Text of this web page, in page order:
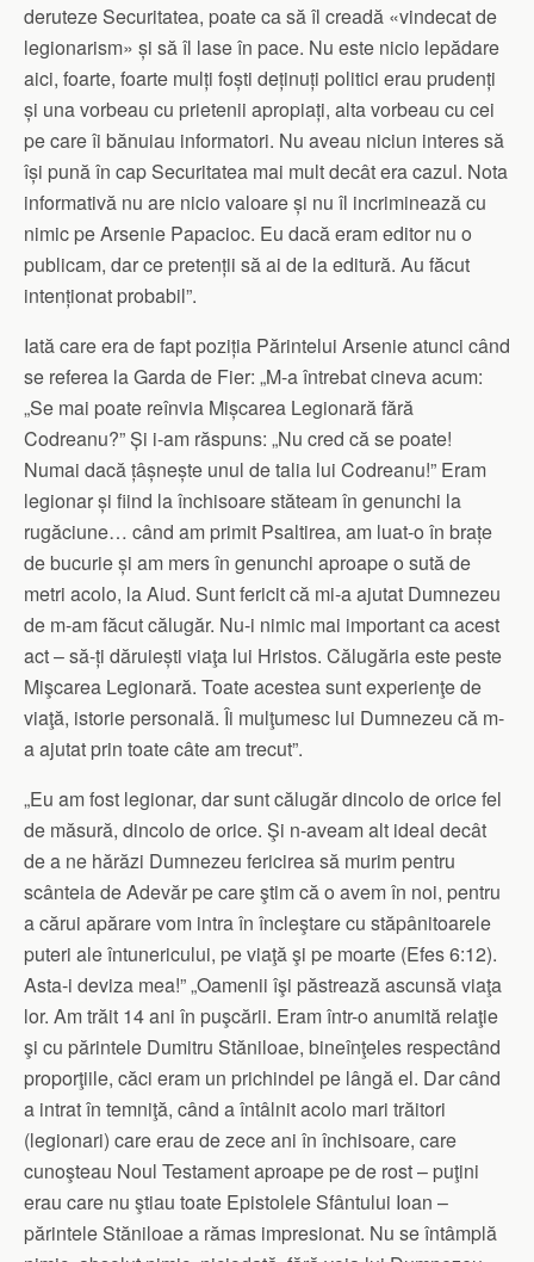
deruteze Securitatea, poate ca să îl creadă «vindecat de
legionarism» și să îl lase în pace. Nu este nicio lepădare
aici, foarte, foarte mulți foști deținuți politici erau prudenți
și una vorbeau cu prietenii apropiați, alta vorbeau cu cei
pe care îi bănuiau informatori. Nu aveau niciun interes să
își pună în cap Securitatea mai mult decât era cazul. Nota
informativă nu are nicio valoare și nu îl incriminează cu
nimic pe Arsenie Papacioc. Eu dacă eram editor nu o
publicam, dar ce pretenții să ai de la editură. Au făcut
intenționat probabil”.
Iată care era de fapt poziția Părintelui Arsenie atunci când
se referea la Garda de Fier: „M-a întrebat cineva acum:
„Se mai poate reînvia Mișcarea Legionară fără
Codreanu?” Și i-am răspuns: „Nu cred că se poate!
Numai dacă țâșnește unul de talia lui Codreanu!” Eram
legionar și fiind la închisoare stăteam în genunchi la
rugăciune… când am primit Psaltirea, am luat-o în brațe
de bucurie și am mers în genunchi aproape o sută de
metri acolo, la Aiud. Sunt fericit că mi-a ajutat Dumnezeu
de m-am făcut călugăr. Nu-i nimic mai important ca acest
act – să-ți dăruiești viaţa lui Hristos. Călugăria este peste
Mişcarea Legionară. Toate acestea sunt experienţe de
viaţă, istorie personală. Îi mulţumesc lui Dumnezeu că m-
a ajutat prin toate câte am trecut”.
„Eu am fost legionar, dar sunt călugăr dincolo de orice fel
de măsură, dincolo de orice. Şi n-aveam alt ideal decât
de a ne hărăzi Dumnezeu fericirea să murim pentru
scânteia de Adevăr pe care ştim că o avem în noi, pentru
a cărui apărare vom intra în încleştare cu stăpânitoarele
puteri ale întunericului, pe viaţă şi pe moarte (Efes 6:12).
Asta-i deviza mea!” „Oamenii îşi păstrează ascunsă viaţa
lor. Am trăit 14 ani în puşcării. Eram într-o anumită relaţie
şi cu părintele Dumitru Stăniloae, bineînţeles respectând
proporţiile, căci eram un prichindel pe lângă el. Dar când
a intrat în temniţă, când a întâlnit acolo mari trăitori
(legionari) care erau de zece ani în închisoare, care
cunoşteau Noul Testament aproape pe de rost – puţini
erau care nu ştiau toate Epistolele Sfântului Ioan –
părintele Stăniloae a rămas impresionat. Nu se întâmplă